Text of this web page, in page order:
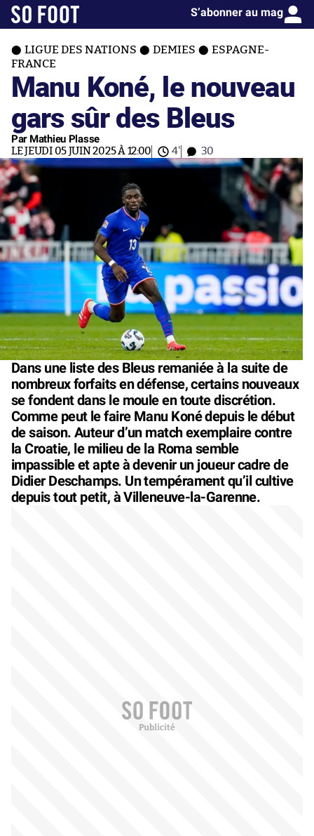
S’abonner au mag
LIGUE DES NATIONS DEMIES
ESPAGNE-
FRANCE
Manu Koné, le nouveau
gars sûr des Bleus
Par Mathieu Plasse
LE JEUDI 05 JUIN 2025 À 12:00 4' 30
Dans une liste des Bleus remaniée à la suite de
nombreux forfaits en défense, certains nouveaux
se fondent dans le moule en toute discrétion.
Comme peut le faire Manu Koné depuis le début
de saison. Auteur d’un match exemplaire contre
la Croatie, le milieu de la Roma semble
impassible et apte à devenir un joueur cadre de
Didier Deschamps. Un tempérament qu’il cultive
depuis tout petit, à Villeneuve-la-Garenne.